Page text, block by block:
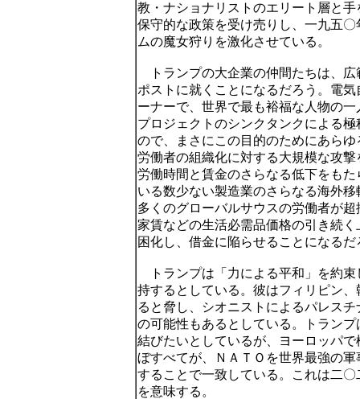
教・ナショナリストのエリート層と
保守的な政策を受け売りし、一九五
ムの魔女狩りを激化させている。
トランプの大企業の仲間たちは、広
ポストに就くことになるだろう。電
ーナーで、世界で最も裕福な人物の
プロジェクトのシンクタンクによる
ので、まさにこの目的のためにあら
労働者の組織化に対する大規模な攻
労働時間と賃金のさらなる低下をも
いる数少ない製造業のさらなる海外
多くのグローバルサウスの労働者が
家賃などの生活必需品価格の引き続
困化し、借金に陥らせることになるだ
トランプは「力による平和」を約束
持するとしている。彼はフィリピン
ると脅し、シオニストによるパレス
の可能性もあるとしている。トラン
結びたいとしているが、ヨーロッパ
ぼすべてが、ＮＡＴＯを世界最強の
することで一致している。これは二
を意味する。